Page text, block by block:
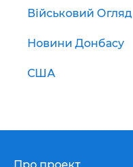
Військовий Огляд
Новини Донбасу
США